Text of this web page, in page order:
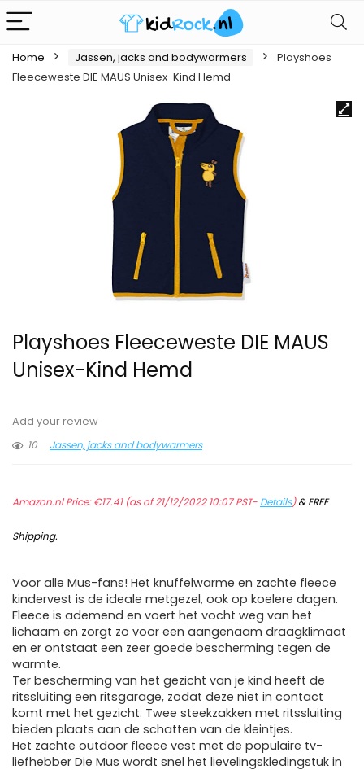
Home Jassen, jacks and bodywarmers
Playshoes
Fleeceweste DIE MAUS Unisex-Kind Hemd
Playshoes Fleeceweste DIE MAUS
Unisex-Kind Hemd
Add your review
10
Jassen, jacks and bodywarmers
Amazon.nl Price:€17.41(as of 21/12/2022 10:07 PST- Details)&FREE
Shipping.
Voor alle Mus-fans! Het knuffelwarme en zachte fleece
kindervest is de ideale metgezel, ook op koelere dagen.
Fleece is ademend en voert het vocht weg van het
lichaam en zorgt zo voor een aangenaam draagklimaat
en er ontstaat een zeer goede bescherming tegen de
warmte.
Ter bescherming van het gezicht van je kind heeft de
ritssluiting een ritsgarage, zodat deze niet in contact
komt met het gezicht. Twee steekzakken met ritssluiting
bieden plaats aan de schatten van de kleintjes.
Het zachte outdoor fleece vest met de populaire tv-
liefhebber Die Mus wordt snel het lievelingskledingstuk in